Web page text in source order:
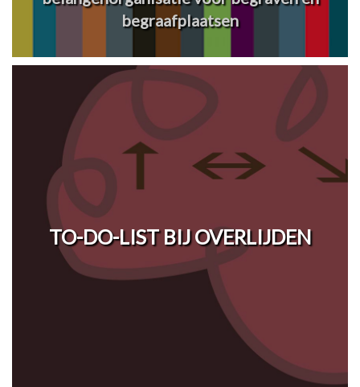
begraafplaatsen
TO-DO-LIST BIJ OVERLIJDEN